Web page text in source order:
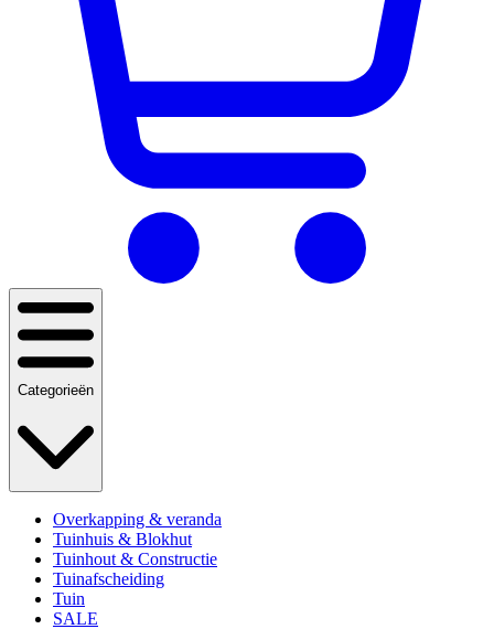
Categorieën
Overkapping & veranda
Tuinhuis & Blokhut
Tuinhout & Constructie
Tuinafscheiding
Tuin
SALE